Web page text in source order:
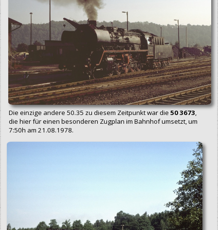
Die einzige andere 50.35 zu diesem Zeitpunkt war die50 3673,
die hier für einen besonderen Zugplan im Bahnhof umsetzt, um
7:50h am 21.08.1978.